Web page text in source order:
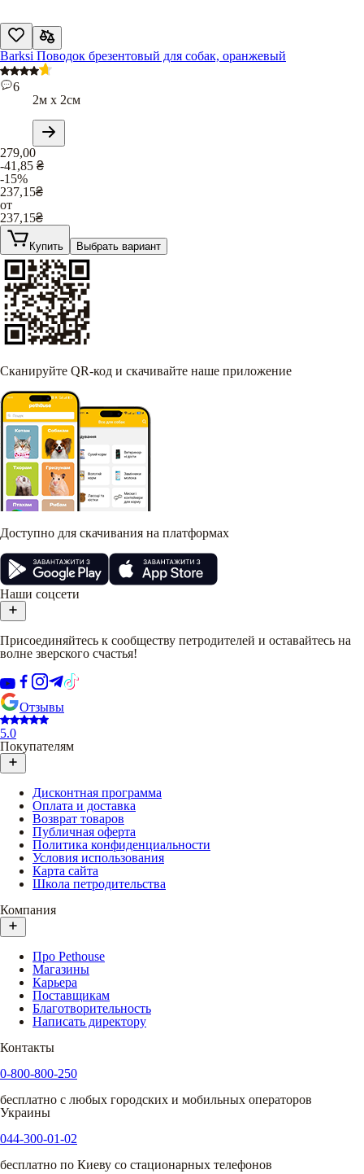
Barksi Поводок брезентовый для собак, оранжевый
6
2м х 2см
279,00
-41,85 ₴
-15%
237,15₴
от
237,15₴
Купить Выбрать вариант
Сканируйте QR-код и скачивайте наше приложение
Доступно для скачивания на платформах
Наши соцсети
Присоединяйтесь к сообществу петродителей и оставайтесь на
волне зверского счастья!
Отзывы
5.0
Покупателям
Дисконтная программа
Оплата и доставка
Возврат товаров
Публичная оферта
Политика конфиденциальности
Условия использования
Карта сайта
Школа петродительства
Компания
Про Pethouse
Магазины
Карьера
Поставщикам
Благотворительность
Написать директору
Контакты
0-800-800-250
бесплатно с любых городских и мобильных операторов
Украины
044-300-01-02
бесплатно по Киеву со стационарных телефонов